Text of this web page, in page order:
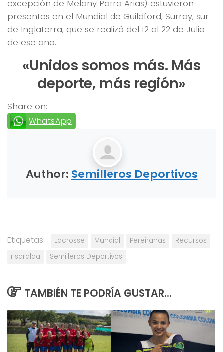
excepción de Melany Parra Arias) estuvieron
presentes en el Mundial de Guildford, Surray, sur
de Inglaterra, que se realizó del 12 al 22 de Julio
de ese año.
«Unidos somos más. Más
deporte, más región»
Share on:
WhatsApp
Author: Semilleros Deportivos
Etiquetas: Lacrosse Mundial Pereiranas
Recursos
risaralda
Semilleros Deportivos
TAMBIÉN TE PODRÍA GUSTAR...